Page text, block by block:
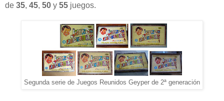
de 35, 45, 50 y 55 juegos.
Segunda serie de Juegos Reunidos Geyper de 2ª generación